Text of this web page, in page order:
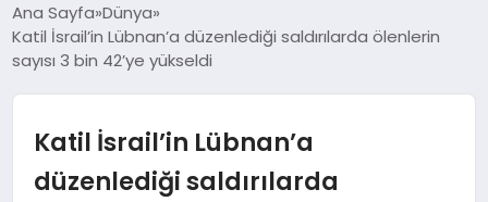
GÜNCEL
Ana Sayfa Dünya
Katil İsrail’in Lübnan’a düzenlediği saldırılarda ölenlerin
sayısı 3 bin 42’ye yükseldi
Katil İsrail’in Lübnan’a
düzenlediği saldırılarda